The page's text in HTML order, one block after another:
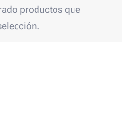
productos que